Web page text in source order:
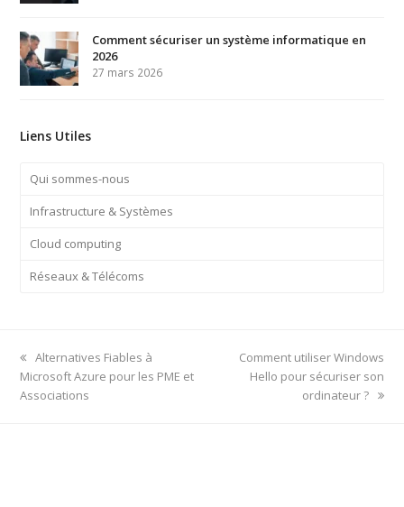
Comment sécuriser un système informatique en
2026
27 mars 2026
Liens Utiles
Qui sommes-nous
Infrastructure & Systèmes
Cloud computing
Réseaux & Télécoms
previous
post:
Alternatives Fiables à
Microsoft Azure pour les PME et
Associations
next
post:
Comment utiliser Windows
Hello pour sécuriser son
ordinateur ?